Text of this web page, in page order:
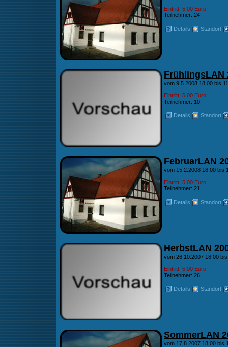
Eintritt: 5.00 Euro
Teilnehmer: 24
Details Standort
FrühlingsLAN
vom 9.5.2008 18:00 bis
Eintritt: 5.00 Euro
Teilnehmer: 10
Details Standort
FebruarLAN
vom 15.2.2008 18:00 bis
Eintritt: 5.00 Euro
Teilnehmer: 21
Details Standort
HerbstLAN
vom 26.10.2007 18:00
Eintritt: 5.00 Euro
Teilnehmer: 26
Details Standort
SommerLAN
vom 17.8.2007 18:00 bis